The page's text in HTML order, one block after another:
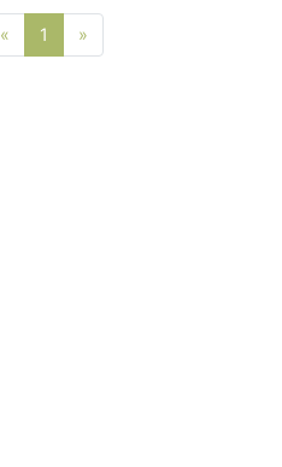
« Poprzednia strona
1 »